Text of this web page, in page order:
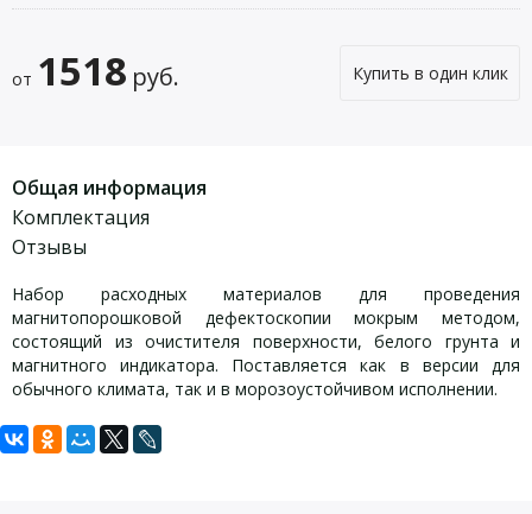
от 1518 руб. Купить в один клик
Общая информация
Комплектация
Отзывы
Набор расходных материалов для проведения
магнитопорошковой дефектоскопии мокрым методом,
состоящий из очистителя поверхности, белого грунта и
магнитного индикатора. Поставляется как в версии для
обычного климата, так и в морозоустойчивом исполнении.
Вариант поставки:
Задать вопрос